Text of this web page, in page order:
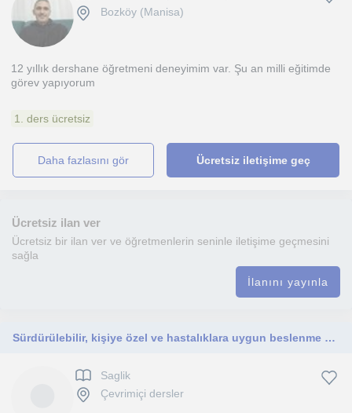
Bozköy (Manisa)
12 yıllık dershane öğretmeni deneyimim var. Şu an milli eğitimde
görev yapıyorum
1. ders ücretsiz
daha fazlasını gör Ücretsiz iletişime geç
Ücretsiz ilan ver
Ücretsiz bir ilan ver ve öğretmenlerin seninle iletişime geçmesini
sağla
İlanını yayınla
Sürdürülebilir, kişiye özel ve hastalıklara uygun beslenme danışmanlığı.
Saglik
Çevrimiçi dersler